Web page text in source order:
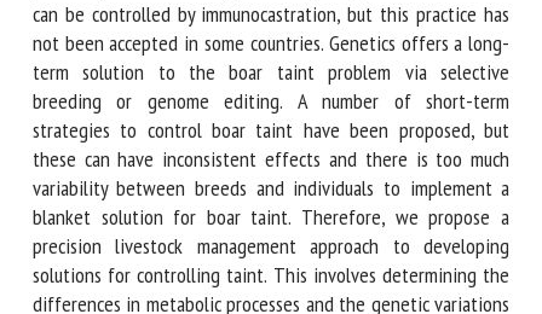
affected by a number of factors, including environment and
management practices, sexual maturity, nutrition, and
genetics. Boar taint can be controlled by immunocastration,
but this practice has not been accepted in some countries.
Genetics offers a long-term solution to the boar taint
problem via selective breeding or genome editing. A
number of short-term strategies to control boar taint have
been proposed, but these can have inconsistent effects and
there is too much variability between breeds and
individuals to implement a blanket solution for boar taint.